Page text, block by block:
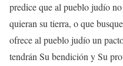
predice que al pueblo judío
quieran su tierra, o que
ofrece al pueblo judío un
tendrán Su bendición y Su